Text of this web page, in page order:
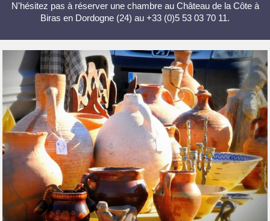
N'hésitez pas à réserver une chambre au Château de la Côte à
Biras en Dordogne (24) au +33 (0)5 53 03 70 11.